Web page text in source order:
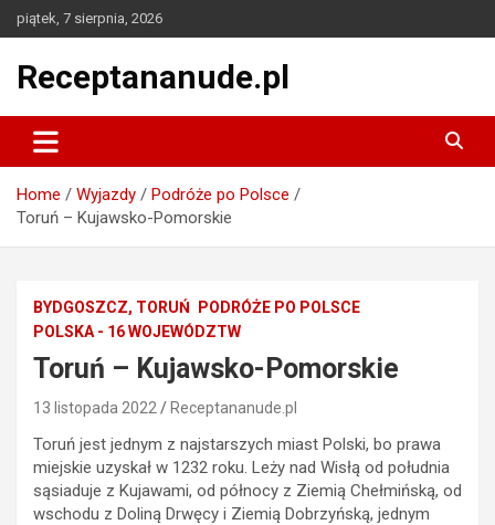
Skip
to
piątek, 7 sierpnia, 2026
Receptananude.pl
Home Wyjazdy
Podróże po Polsce
Toruń – Kujawsko-Pomorskie
BYDGOSZCZ, TORUŃ
PODRÓŻE PO POLSCE
POLSKA - 16 WOJEWÓDZTW
Toruń – Kujawsko-Pomorskie
13 listopada 2022 Receptananude.pl
Toruń jest jednym z najstarszych miast Polski, bo prawa
miejskie uzyskał w 1232 roku. Leży nad Wisłą od południa
sąsiaduje z Kujawami, od północy z Ziemią Chełmińską, od
wschodu z Doliną Drwęcy i Ziemią Dobrzyńską, jednym